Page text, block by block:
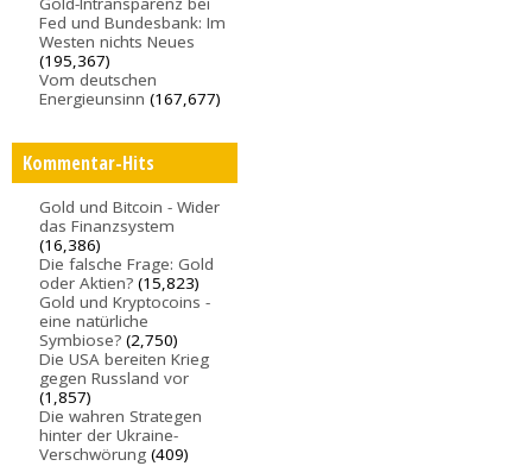
Fed und Bundesbank: Im
Westen nichts Neues
(195,367)
Vom deutschen
Energieunsinn (167,677)
Kommentar-Hits
Gold und Bitcoin - Wider
das Finanzsystem
(16,386)
Die falsche Frage: Gold
oder Aktien? (15,823)
Gold und Kryptocoins -
eine natürliche
Symbiose? (2,750)
Die USA bereiten Krieg
gegen Russland vor
(1,857)
Die wahren Strategen
hinter der Ukraine-
Verschwörung (409)